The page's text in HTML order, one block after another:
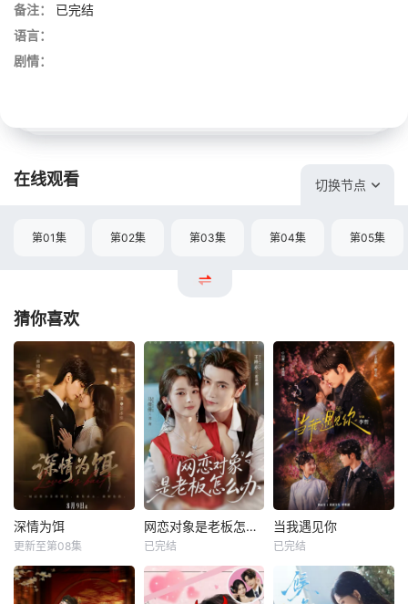
备注：
已完结
语言：
剧情：
在线观看 切换节点
第01集 第02集 第03集 第04集 第05集
猜你喜欢
深情为饵
更新至第08集
网恋对象是老板怎么办
已完结
当我遇见你
已完结